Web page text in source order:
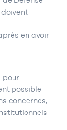
doivent
en avoir
pour
possible
concernés,